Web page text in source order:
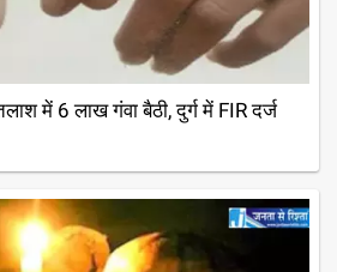
में 6 लाख गंवा बैठी, दुर्ग में FIR दर्ज